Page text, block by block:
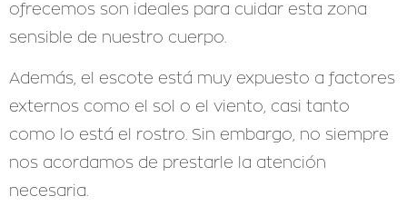
ofrecemos son ideales para cuidar esta zona
sensible de nuestro cuerpo.
Además, el escote está muy expuesto a factores
externos como el sol o el viento, casi tanto
como lo está el rostro. Sin embargo, no siempre
nos acordamos de prestarle la atención
necesaria.